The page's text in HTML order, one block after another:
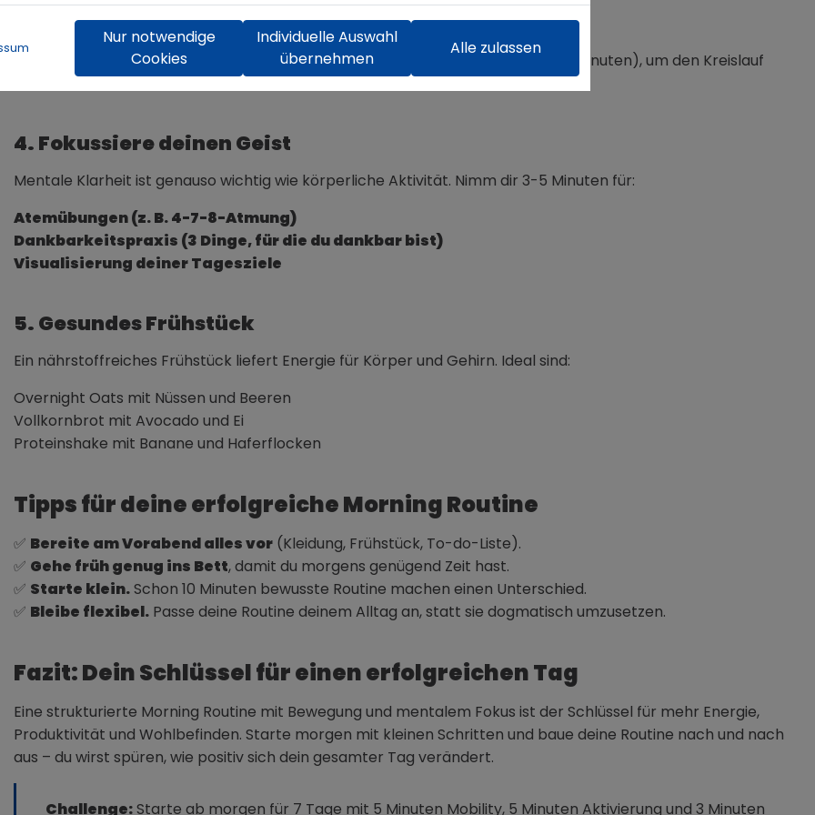
30 Sekunden Plank
Falls du morgens mehr Zeit hast, eignet sich ein kurzes HIIT-Workout (ca. 10-15 Minuten), um den Kreislauf
maximal anzukurbeln.
4. Fokussiere deinen Geist
Mentale Klarheit ist genauso wichtig wie körperliche Aktivität. Nimm dir 3-5 Minuten für:
Atemübungen (z. B. 4-7-8-Atmung)
Dankbarkeitspraxis (3 Dinge, für die du dankbar bist)
Visualisierung deiner Tagesziele
5. Gesundes Frühstück
Ein nährstoffreiches Frühstück liefert Energie für Körper und Gehirn. Ideal sind:
Overnight Oats mit Nüssen und Beeren
Vollkornbrot mit Avocado und Ei
Proteinshake mit Banane und Haferflocken
Tipps für deine erfolgreiche Morning Routine
✅ Bereite am Vorabend alles vor (Kleidung, Frühstück, To-do-Liste).
✅ Gehe früh genug ins Bett, damit du morgens genügend Zeit hast.
✅ Starte klein.Schon 10 Minuten bewusste Routine machen einen Unterschied.
✅ Bleibe flexibel. Passe deine Routine deinem Alltag an, statt sie dogmatisch umzusetzen.
Fazit: Dein Schlüssel für einen erfolgreichen Tag
Eine strukturierte Morning Routine mit Bewegung und mentalem Fokus ist der Schlüssel für mehr Energie,
Produktivität und Wohlbefinden. Starte morgen mit kleinen Schritten und baue deine Routine nach und nach
aus – du wirst spüren, wie positiv sich dein gesamter Tag verändert.
Challenge:Starte ab morgen für 7 Tage mit 5 Minuten Mobility, 5 Minuten Aktivierung und 3 Minuten
Nur notwendige
Cookies
Individuelle Auswahl
übernehmen
Alle zulassen